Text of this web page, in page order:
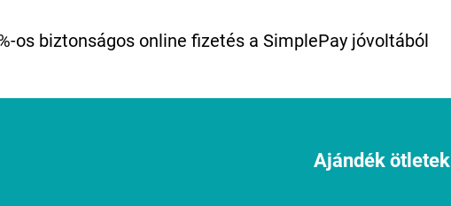
os biztonságos online fizetés a SimplePay jóvoltából
Ajándék ötletek